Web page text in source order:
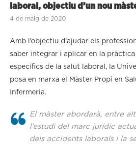
laboral, objectiu d’un nou
4 de maig de 2020
Amb l’objectiu d’ajudar els
saber integrar i aplicar en la
específics de la salut laboral, la
posa en marxa el Màster Propi en
Infermeria.
El màster abordarà, entre
l’estudi del marc jurídic
dels accidents laborals i la